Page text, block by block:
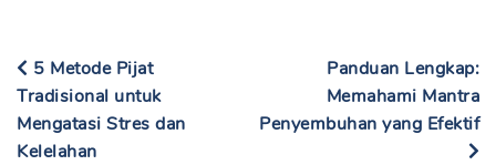
5 Metode Pijat
Tradisional untuk
Mengatasi Stres dan
Kelelahan
Panduan Lengkap:
Memahami Mantra
Penyembuhan yang Efektif